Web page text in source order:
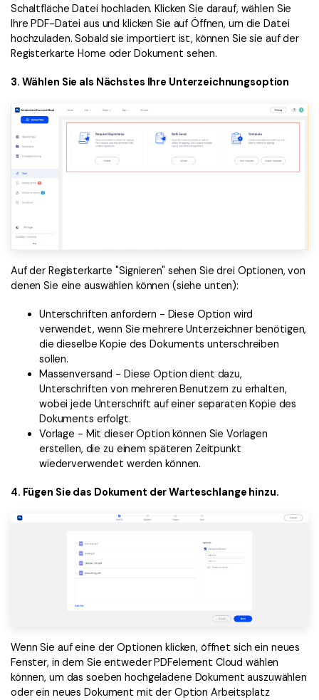
Schaltfläche Datei hochladen. Klicken Sie darauf, wählen Sie
Ihre PDF-Datei aus und klicken Sie auf Öffnen, um die Datei
hochzuladen. Sobald sie importiert ist, können Sie sie auf der
Registerkarte Home oder Dokument sehen.
3. Wählen Sie als Nächstes Ihre Unterzeichnungsoption
Auf der Registerkarte "Signieren" sehen Sie drei Optionen, von
denen Sie eine auswählen können (siehe unten):
Unterschriften anfordern - Diese Option wird
verwendet, wenn Sie mehrere Unterzeichner benötigen,
die dieselbe Kopie des Dokuments unterschreiben
sollen.
Massenversand - Diese Option dient dazu,
Unterschriften von mehreren Benutzern zu erhalten,
wobei jede Unterschrift auf einer separaten Kopie des
Dokuments erfolgt.
Vorlage - Mit dieser Option können Sie Vorlagen
erstellen, die zu einem späteren Zeitpunkt
wiederverwendet werden können.
4. Fügen Sie das Dokument der Warteschlange hinzu.
Wenn Sie auf eine der Optionen klicken, öffnet sich ein neues
Fenster, in dem Sie entweder PDFelement Cloud wählen
können, um das soeben hochgeladene Dokument auszuwählen
oder ein neues Dokument mit der Option Arbeitsplatz